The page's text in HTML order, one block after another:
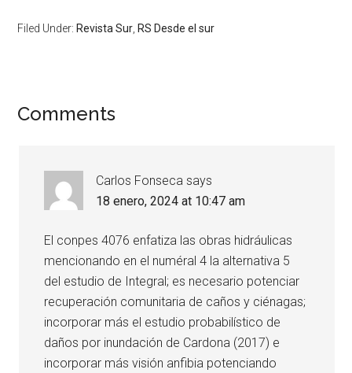
Filed Under: Revista Sur, RS Desde el sur
Comments
Carlos Fonseca says
18 enero, 2024 at 10:47 am
El conpes 4076 enfatiza las obras hidráulicas
mencionando en el numéral 4 la alternativa 5
del estudio de Integral; es necesario potenciar
recuperación comunitaria de caños y ciénagas;
incorporar más el estudio probabilístico de
daños por inundación de Cardona (2017) e
incorporar más visión anfibia potenciando